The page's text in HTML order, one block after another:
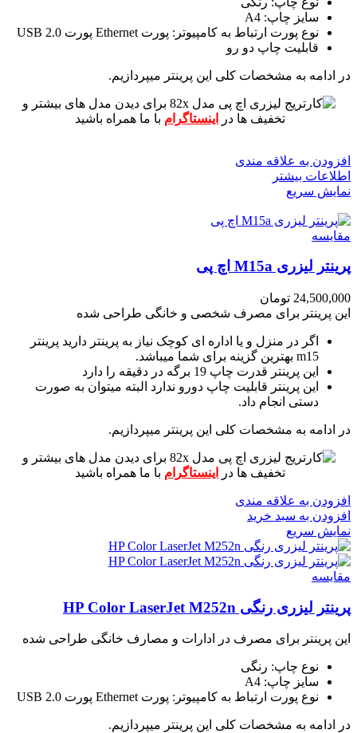
سایز چاپ: A4
نوع پورت ارتباط به کامپیوتر: پورت Ethernet پورت USB 2.0
قابلیت چاپ دو رو
در ادامه به مشخصات کلی این پرینتر میپردازیم.
برای دیدن مدل های بیشتر و
تخفیف ها در
اینستاگرام با ما همراه باشید
افزودن به علاقه مندی
اطلاعات بیشتر
نمایش سریع
مقايسه
پرینتر لیزری M15a اچ پی
24,500,000 تومان
این پرینتر برای مصرف شخصی و خانگی طراحی شده
اگر در منزل و یا اداره ای کوچک نیاز به پرینتر دارید پرینتر
m15 بهترین گزینه برای شما میباشد.
این پرینتر قدرت چاپ 19 برگه در دقیقه را دارد
این پرینتر قابلیت چاپ دورو ندارد البته میتوان به صورت
دستی انجام داد.
در ادامه به مشخصات کلی این پرینتر میپردازیم.
برای دیدن مدل های بیشتر و
تخفیف ها در
اینستاگرام با ما همراه باشید
افزودن به علاقه مندی
افزودن به سبد خرید
نمایش سریع
مقايسه
پرینتر لیزری رنگی HP Color LaserJet M252n
این پرینتر برای مصرف در ادارات و مصارف خانگی طراحی شده
نوع چاپ: رنگی
سایز چاپ: A4
نوع پورت ارتباط به کامپیوتر: پورت Ethernet پورت USB 2.0
در ادامه به مشخصات کلی این پرینتر میپردازیم.